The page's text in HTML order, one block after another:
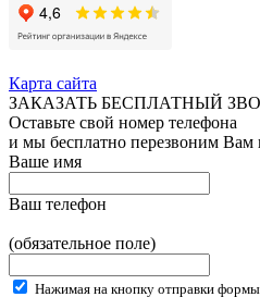
Карта сайта
ЗАКАЗАТЬ БЕСПЛАТНЫЙ
Оставьте свой номер телефона
и мы бесплатно перезвоним Вам
Ваше имя
Ваш телефон
(обязательное поле)
Нажимая на кнопку отправки